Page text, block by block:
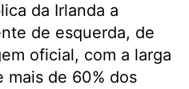
da Irlanda a
de esquerda, de
oficial, com a larga
mais de 60% dos